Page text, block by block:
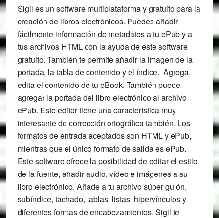
Sigil es un software multiplataforma y gratuito para la
creación de libros electrónicos. Puedes añadir
fácilmente información de metadatos a tu ePub y a
tus archivos HTML con la ayuda de este software
gratuito. También te permite añadir la imagen de la
portada, la tabla de contenido y el índice. Agrega,
edita el contenido de tu eBook. También puede
agregar la portada del libro electrónico al archivo
ePub. Este editor tiene una característica muy
interesante de corrección ortográfica también. Los
formatos de entrada aceptados son HTML y ePub,
mientras que el único formato de salida es ePub.
Este software ofrece la posibilidad de editar el estilo
de la fuente, añadir audio, vídeo e imágenes a su
libro electrónico. Añade a tu archivo súper guión,
subíndice, tachado, tablas, listas, hipervínculos y
diferentes formas de encabezamientos. Sigil te